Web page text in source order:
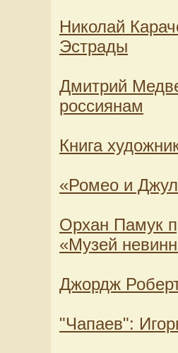
Николай
Эстрады
Дмитрий
россиянам
Книга
«Ромео и
Орхан Памук
«Музей
Джордж
"Чапаев":